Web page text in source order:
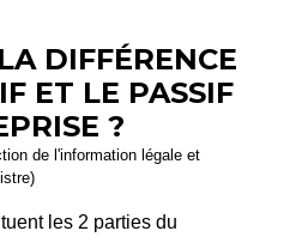
DIFFÉRENCE
ET LE PASSIF
?
de l'information légale et
les 2 parties du